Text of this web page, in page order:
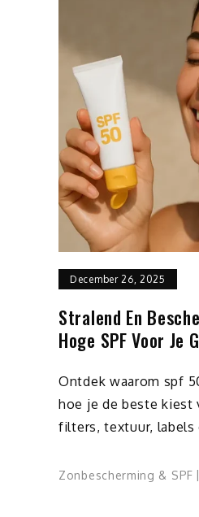
December 26, 2025
Stralend En
Hoge SPF Voor Je
Ontdek waarom spf
hoe je de beste kiest
filters, textuur, labels
Zonbescherming & SPF